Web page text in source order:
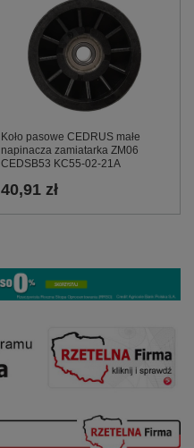
Koło pasowe CEDRUS małe
napinacza zamiatarka ZM06
CEDSB53 KC55-02-21A
40,91 zł